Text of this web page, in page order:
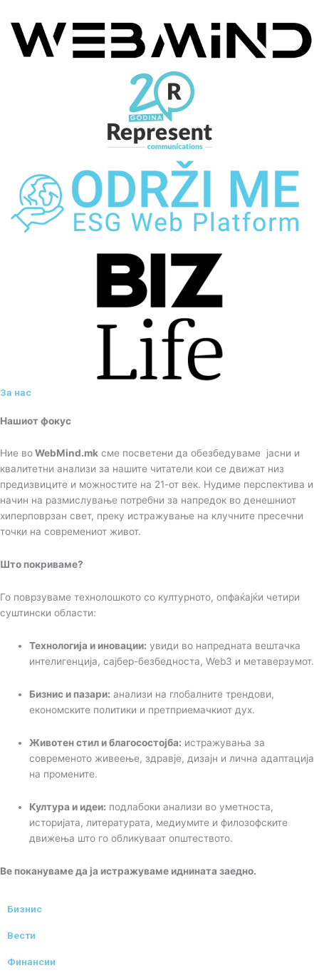
За нас
Нашиот фокус
Ние воWebMind.mk сме посветени да обезбедуваме јасни и
квалитетни анализи за нашите читатели кои се движат низ
предизвиците и можностите на 21-от век. Нудиме перспектива и
начин на размислување потребни за напредок во денешниот
хиперповрзан свет, преку истражување на клучните пресечни
точки на современиот живот.
Што покриваме?
Го поврзуваме технолошкото со културното, опфаќајќи четири
суштински области:
Технологија и иновации: увиди во напредната вештачка
интелигенција, сајбер-безбедноста, Web3 и метаверзумот.
Бизнис и пазари: анализи на глобалните трендови,
економските политики и претприемачкиот дух.
Животен стил и благосостојба: истражувања за
современото живеење, здравје, дизајн и лична адаптација
на промените.
Култура и идеи: подлабоки анализи во уметноста,
историјата, литературата, медиумите и филозофските
движења што го обликуваат општеството.
Ве покануваме да ја истражуваме иднината заедно.
Бизнис
Вести
Финансии